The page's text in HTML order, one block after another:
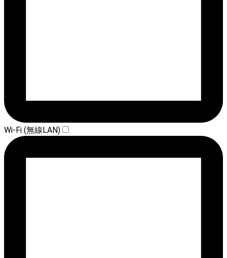
Wi-Fi (無線LAN)